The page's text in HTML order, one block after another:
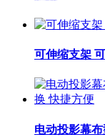
可伸缩支架
电动投影幕